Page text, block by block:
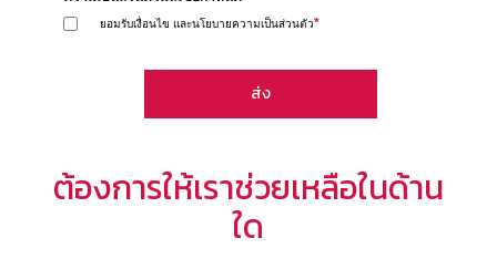
ยอมรับเงื่อนไข และนโยบายความเป็นส่วนตัว*
ต้องการให้เราช่วยเหลือในด้าน
ใด